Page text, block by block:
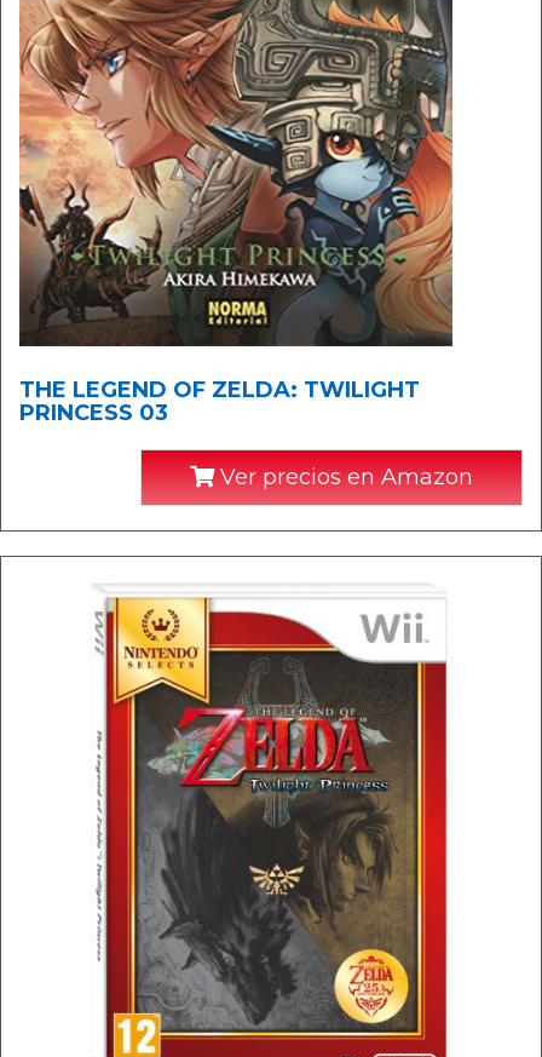
THE LEGEND OF ZELDA: TWILIGHT
PRINCESS 03
Ver precios en Amazon